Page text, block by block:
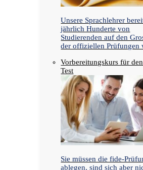
Unsere Sprachlehrer
jährlich Hunderte von
Studierenden auf den
der offiziellen Prüfungen
Vorbereitungskurs für
Test
Sie müssen die fide-
ablegen, sind sich aber